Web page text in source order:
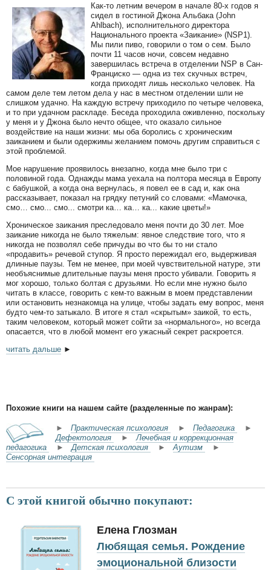
Как-то летним вечером в начале 80-х годов я
сидел в гостиной Джона Альбака (John
Ahlbach), исполнительного директора
Национального проекта «Заикание» (NSP1).
Мы пили пиво, говорили о том о сем. Было
почти 11 часов ночи, совсем недавно
завершилась встреча в отделении NSP в Сан-
Франциско — одна из тех скучных встреч,
когда приходят лишь несколько человек. На
самом деле тем летом дела у нас в местном отделении шли не
слишком удачно. На каждую встречу приходило по четыре человека,
и то при удачном раскладе. Беседа проходила оживленно, поскольку
у меня и у Джона было нечто общее, что оказало сильное
воздействие на наши жизни: мы оба боролись с хроническим
заиканием и были одержимы желанием помочь другим справиться с
этой проблемой.
Мое нарушение проявилось внезапно, когда мне было три с
половиной года. Однажды мама уехала на полтора месяца в Европу
с бабушкой, а когда она вернулась, я повел ее в сад и, как она
рассказывает, показал на грядку петуний со словами: «Мамочка,
смо… смо... смо... смотри ка… ка… ка... какие цветы!»
Хроническое заикания преследовало меня почти до 30 лет. Мое
заикание никогда не было тяжелым: явное следствие того, что я
никогда не позволял себе причуды во что бы то ни стало
«продавить» речевой ступор. Я просто пережидал его, выдерживая
длинные паузы. Тем не менее, при моей чувствительной натуре, эти
необъяснимые длительные паузы меня просто убивали. Говорить я
мог хорошо, только болтая с друзьями. Но если мне нужно было
читать в классе, говорить с кем-то важным в моем представлении
или остановить незнакомца на улице, чтобы задать ему вопрос, меня
будто чем-то затыкало. В итоге я стал «скрытым» заикой, то есть,
таким человеком, который может сойти за «нормального», но всегда
опасается, что в любой момент его ужасный секрет раскроется.
читать дальше ►
Похожие книги на нашем сайте (разделенные по жанрам):
► Практическая психология ► Педагогика
►
Дефектология
►Лечебная и коррекционная
педагогика
►Детская психология ►Аутизм
►
Сенсорная интеграция
С этой книгой обычно покупают:
Елена Глозман
Любящая семья. Рождение
эмоциональной близости